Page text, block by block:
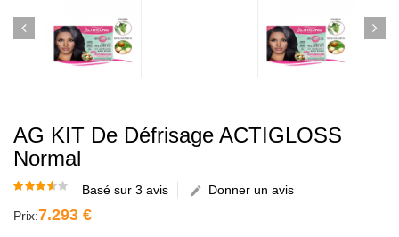
AG KIT De Défrisage ACTIGLOSS
Normal
Basé sur 3 avis
Donner un avis
Prix:7.293 €